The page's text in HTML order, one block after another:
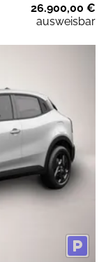
26.900,00 €
ausweisbar